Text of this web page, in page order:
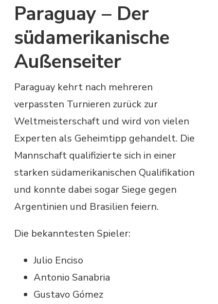
Paraguay – Der
südamerikanische
Außenseiter
Paraguay kehrt nach mehreren
verpassten Turnieren zurück zur
Weltmeisterschaft und wird von vielen
Experten als Geheimtipp gehandelt. Die
Mannschaft qualifizierte sich in einer
starken südamerikanischen Qualifikation
und konnte dabei sogar Siege gegen
Argentinien und Brasilien feiern.
Die bekanntesten Spieler:
Julio Enciso
Antonio Sanabria
Gustavo Gómez